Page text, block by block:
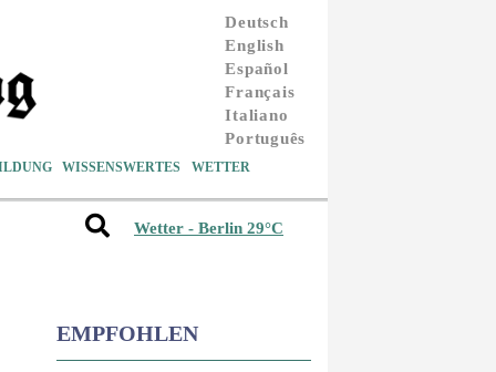
Deutsch
English
Español
Français
Italiano
Português
WISSENSWERTES WETTER
Wetter - Berlin 29°C
EMPFOHLEN